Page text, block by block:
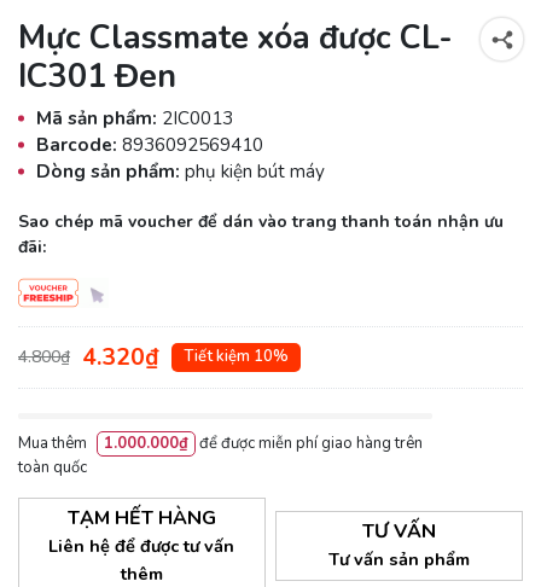
Mực Classmate xóa được CL-
IC301 Đen
Mã sản phẩm: 2IC0013
Barcode: 8936092569410
Dòng sản phẩm: phụ kiện bút máy
Sao chép mã voucher để dán vào trang thanh toán nhận ưu
đãi:
4.800₫ 4.320₫ Tiết kiệm 10%
Mua thêm 1.000.000₫ để được miễn phí giao hàng trên
toàn quốc
TẠM HẾT HÀNG
Liên hệ để được tư vấn
thêm
TƯ VẤN
Tư vấn sản phẩm